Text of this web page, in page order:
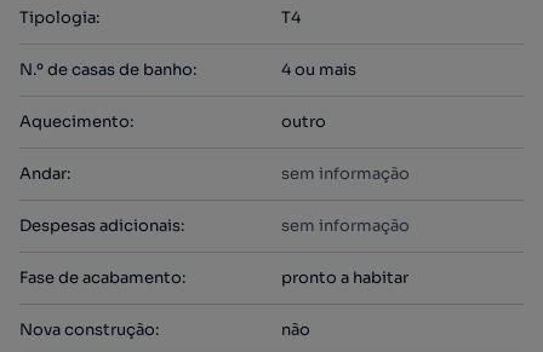
Tipologia: T4
N.º de casas de banho: 4 ou mais
Aquecimento: outro
Andar: sem informação
Despesas adicionais: sem informação
Fase de acabamento: pronto a habitar
Nova construção: não